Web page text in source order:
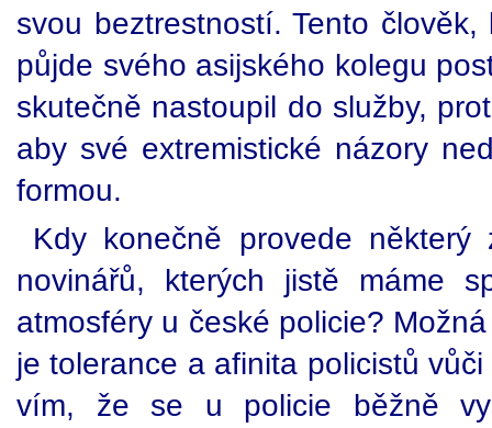
svou beztrestností. Tento
půjde svého asijského kolegu
skutečně nastoupil do služby,
aby své extremistické názory
formou.
Kdy konečně provede některý
novinářů, kterých jistě máme
atmosféry u české policie?
je tolerance a afinita policistů
vím, že se u policie běžně